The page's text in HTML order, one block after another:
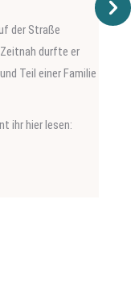
der Straße
durfte er
Teil einer Familie
ihr hier lesen: